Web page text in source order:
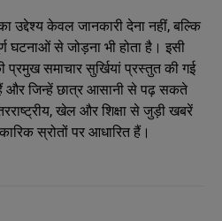
केवल जानकारी देना नहीं, बल्कि
घटनाओं से जोड़ना भी होता है। इसी
प्रमुख समाचार सुर्खियां प्रस्तुत की गई
और जिन्हें छात्र आसानी से पढ़ सकते
खेल और शिक्षा से जुड़ी खबरें
स्रोतों पर आधारित हैं।